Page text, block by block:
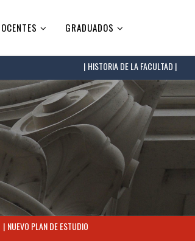
GRADUADOS
HISTORIA DE LA FACULTAD |
NUEVO PLAN DE ESTUDIO